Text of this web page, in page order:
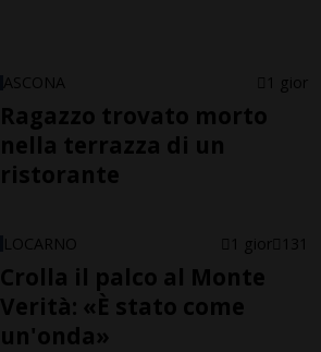
ASCONA 1 gior
Ragazzo trovato morto
nella terrazza di un
ristorante
LOCARNO 1 gior 131
Crolla il palco al Monte
Verità: «È stato come
un'onda»